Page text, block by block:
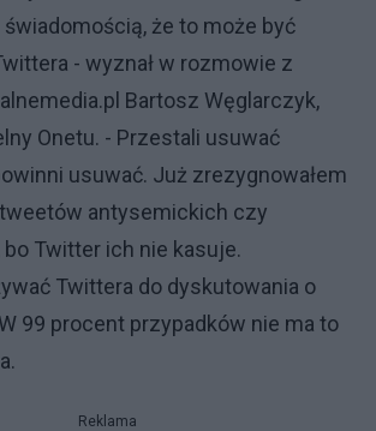
że to może być
- wyznał w rozmowie z
Bartosz Węglarczyk,
Onetu. - Przestali usuwać
usuwać. Już zrezygnowałem
antysemickich czy
Twitter ich nie kasuje.
Twittera do dyskutowania o
99 procent przypadków nie ma to
Reklama